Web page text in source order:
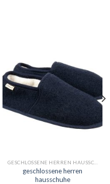
geschlossene herren
hausschuhe